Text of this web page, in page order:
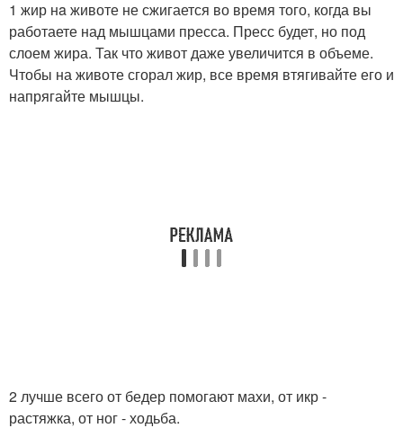
1 жир нa животе не сжигается во время того, когда вы
работаете над мышцами пресса. Пресс будет, но под
слоем жира. Так что живот даже увеличится в объеме.
Чтобы на животе сгорал жир, все время втягивайте его и
напрягайте мышцы.
2 лучше всего от бедер помогают махи, от икр -
растяжка, от ног - ходьба.